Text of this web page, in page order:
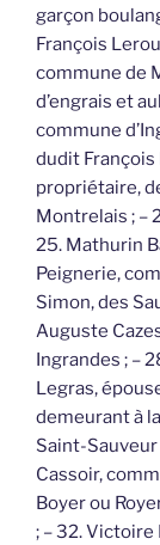
garçon
François
commune de
d’engrais et
commune
dudit François
propriétaire,
Montrelais ; –
25. Mathurin
Peignerie,
Simon, des
Auguste
Ingrandes ; –
Legras,
demeurant à
Saint-
Cassoir,
Boyer ou
; – 32. Victoire